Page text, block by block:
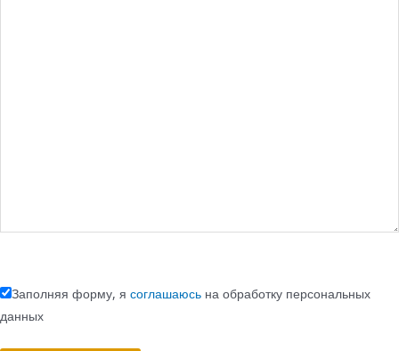
Заполняя форму, я соглашаюсь на обработку персональных
данных